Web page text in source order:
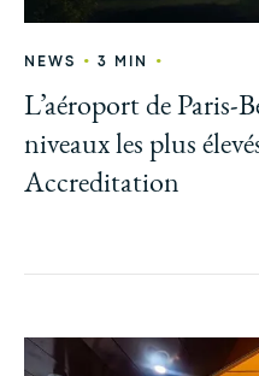
NEWS • 3 MIN •
L’aéroport de Paris-
niveaux les plus
Accreditation